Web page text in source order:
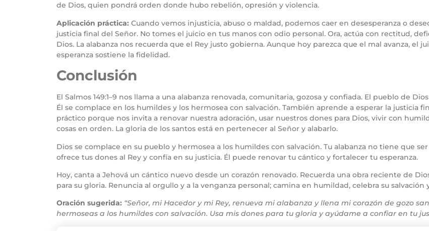
de Dios, quien pondrá orden donde hubo rebelión, opresión y violencia.
Aplicación práctica: Cuando vemos injusticia, abuso o maldad, podemos caer en desesperanza o
justicia final del Señor. No tomes el juicio en tus manos con odio personal. Ora, actúa con rectitud,
Dios. La alabanza nos recuerda que el Rey justo gobierna. Aunque hoy parezca que el mal avanza, el
esperanza sostiene la fidelidad.
Conclusión
El Salmos 149:1–9 nos llama a una alabanza renovada, comunitaria, gozosa y confiada. El pueblo de
Él se complace en los humildes y los hermosea con salvación. También aprende a esperar la justicia
práctico porque nos invita a renovar nuestra adoración, usar nuestros dones para Dios, vivir con
cosas en orden. La gloria de los santos está en pertenecer al Señor y alabarlo.
Dios se complace en su pueblo y hermosea a los humildes con salvación. Tu alabanza no tiene que
ofrece tus dones al Rey y confía en su justicia. Él puede renovar tu cántico y fortalecer tu esperanza.
Hoy, canta a Jehová un cántico nuevo desde un corazón renovado. Recuerda una obra reciente de
para su gloria. Renuncia al orgullo y a la venganza personal; camina en humildad, celebra su
Oración sugerida: “Señor, mi Hacedor y mi Rey, renueva mi alabanza y llena mi corazón de gozo
hermoseas a los humildes con salvación. Usa mis dones para tu gloria y ayúdame a confiar en tu